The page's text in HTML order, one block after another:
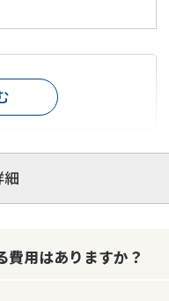
細
能
レスポンスが早い
可
費用はありますか？